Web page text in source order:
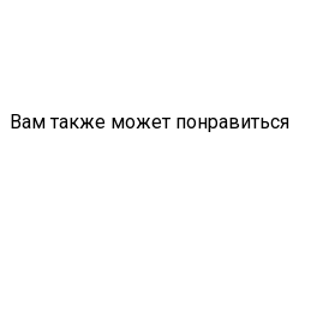
Вам также может понравиться